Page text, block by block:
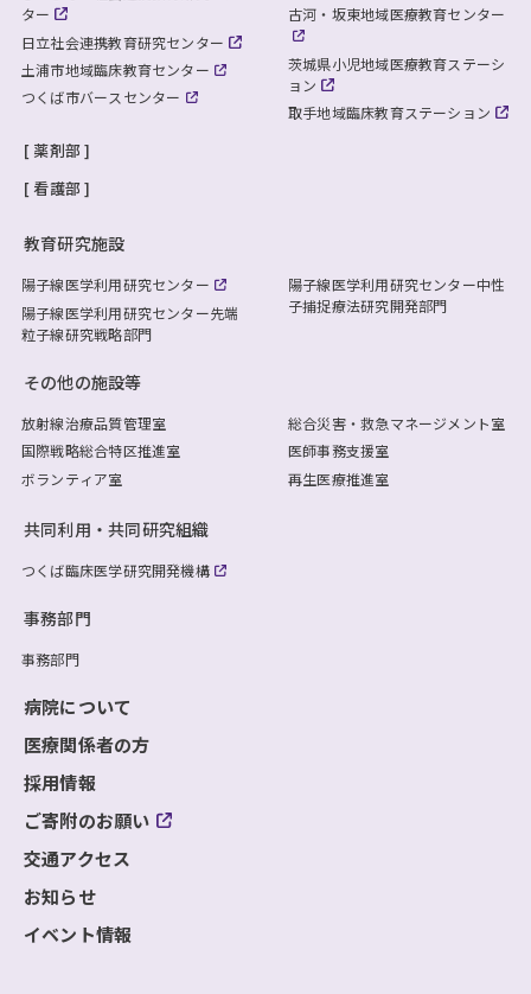
ター
日立社会連携教育研究センター
土浦市地域臨床教育センター
つくば市バースセンター
古河・坂東地域医療教育センター
茨城県小児地域医療教育ステーシ
ョン
取手地域臨床教育ステーション
薬剤部
看護部
教育研究施設
陽子線医学利用研究センター
陽子線医学利用研究センター先端
粒子線研究戦略部門
陽子線医学利用研究センター中性
子捕捉療法研究開発部門
その他の施設等
放射線治療品質管理室
国際戦略総合特区推進室
ボランティア室
総合災害・救急マネージメント室
医師事務支援室
再生医療推進室
共同利用・共同研究組織
つくば臨床医学研究開発機構
事務部門
事務部門
病院について
医療関係者の方
採用情報
ご寄附のお願い
交通アクセス
お知らせ
イベント情報